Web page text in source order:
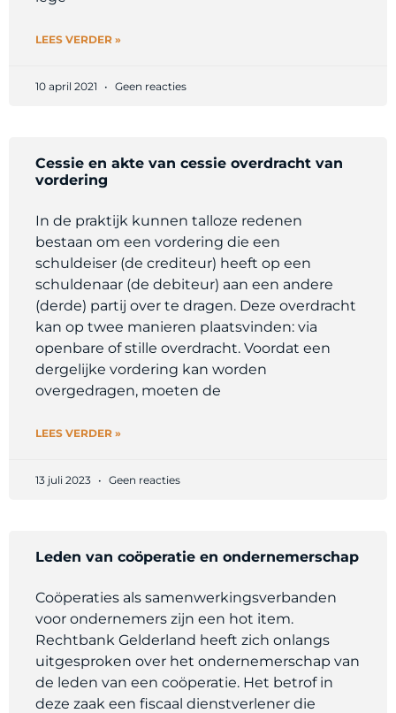
LEES VERDER »
10 april 2021 Geen reacties
Cessie en akte van cessie overdracht van
vordering
In de praktijk kunnen talloze redenen
bestaan om een vordering die een
schuldeiser (de crediteur) heeft op een
schuldenaar (de debiteur) aan een andere
(derde) partij over te dragen. Deze overdracht
kan op twee manieren plaatsvinden: via
openbare of stille overdracht. Voordat een
dergelijke vordering kan worden
overgedragen, moeten de
LEES VERDER »
13 juli 2023 Geen reacties
Leden van coöperatie en ondernemerschap
Coöperaties als samenwerkingsverbanden
voor ondernemers zijn een hot item.
Rechtbank Gelderland heeft zich onlangs
uitgesproken over het ondernemerschap van
de leden van een coöperatie. Het betrof in
deze zaak een fiscaal dienstverlener die